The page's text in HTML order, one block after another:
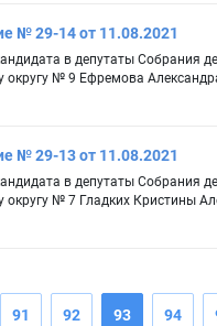
№ 29-14 от 11.08.2021
в депутаты Собрания
округу № 9 Ефремова
№ 29-13 от 11.08.2021
в депутаты Собрания
округу № 7 Гладких Кристины
91 92 93 94